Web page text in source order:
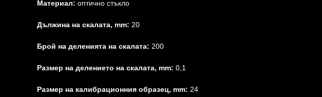
Материал: оптично стъкло
Дължина на скалата, mm: 20
Брой на деленията на скалата: 200
Размер на делението на скалата, mm: 0,1
Размер на калибрационния образец, mm: 24